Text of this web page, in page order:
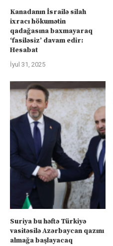
Kanadanın İsrailə silah
ixracı hökumətin
qadağasına baxmayaraq
‘fasiləsiz’ davam edir:
Hesabat
İyul 31, 2025
Suriya bu həftə Türkiyə
vasitəsilə Azərbaycan qazını
almağa başlayacaq